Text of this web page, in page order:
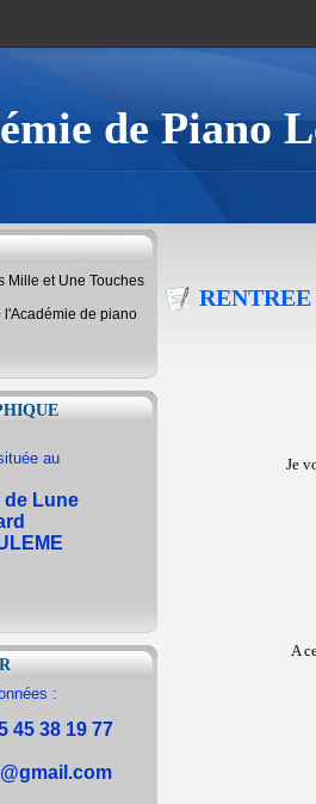
de Piano
Mille et Une Touches
l'Académie de piano
au
de Lune
:
45 38 19 77
Je
A